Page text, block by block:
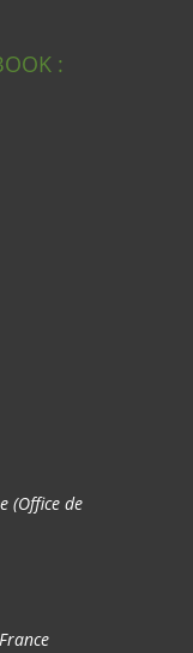
:
(Office de